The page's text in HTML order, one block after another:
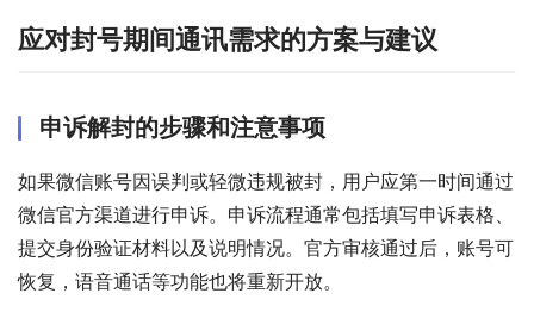
应对封号期间通讯需求的方案与建议
申诉解封的步骤和注意事项
如果微信账号因误判或轻微违规被封，用户应第一时间通过
微信官方渠道进行申诉。申诉流程通常包括填写申诉表格、
提交身份验证材料以及说明情况。官方审核通过后，账号可
恢复，语音通话等功能也将重新开放。